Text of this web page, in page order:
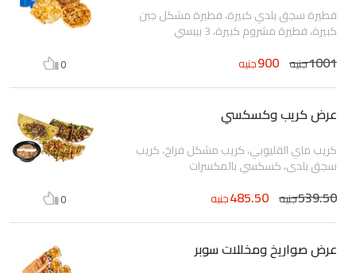
فطيرة سجق بلدي كبيرة، فطيرة مشكل جبن
كبيرة، فطيرة مشروم كبيرة، 3 بيبسي
1001جنيه 900جنيه 0
عرض كريب وكسكسي
كريب ماي القليوبي، كريب مشكل فراخ، كريب
سجق بلدي، كسكسي بالمكسرات
539.50جنيه 485.50جنيه 0
عرض صواريخ ومخللات سوبر